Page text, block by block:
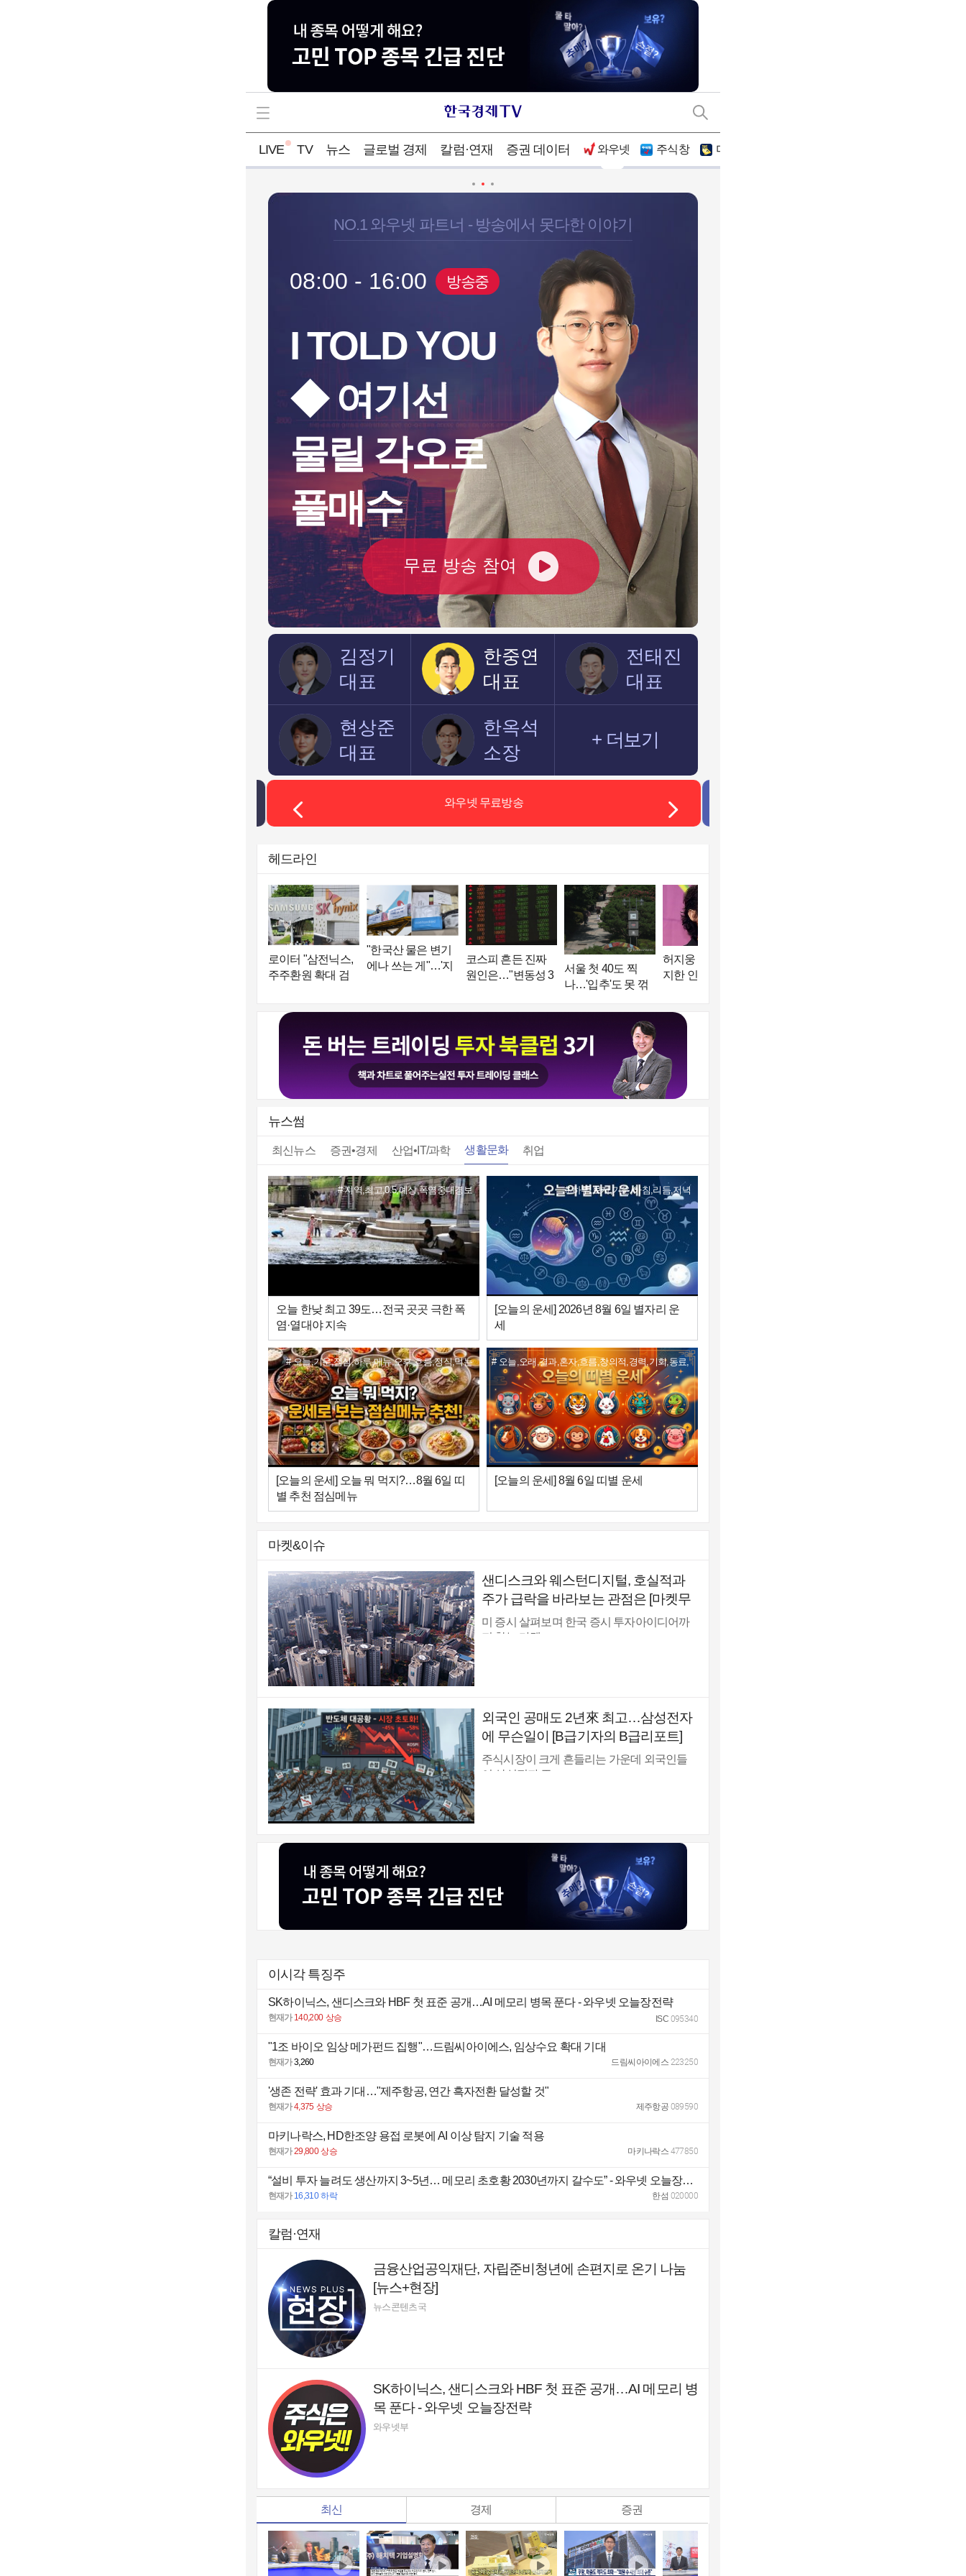
LIVE TV 뉴스 글로벌 경제 칼럼·연재 증권 데이터 와우넷 주식창 미네르바아카데미
해치텍 "피지컬AI용 반도
체 센서로 영역 확장" [IPO
금융산업공익재단, 자립준
비청년에 손편지로 온기
나눔 [뉴스+현장]
1,038.59 3.86%
7,723.55 0.16%
나스닥 26,363.44
다우존스 54,349.12
NO.1 와우넷 파트너 - 방송에서 못다한 이야기
08:00 - 16:00 방송중
I TOLD YOU
◆ 여기선
물릴 각오로
풀매수
무료 방송 참여
김정기
대표
한중연
대표
전태진
대표
현상준
대표
한옥석
소장
+ 더보기
와우넷 무료방송
헤드라인
로이터 "삼전닉스,
주주환원 확대 검
"한국산 물은 변기
에나 쓰는 게"…'지
로벌 pick]
코스피 흔든 진짜
원인은…"변동성 3
서울 첫 40도 찍
나…'입추'도 못 꺾
허지웅 "우리가 지
지한 인간들이 이
뉴스썸
최신뉴스 증권•경제 산업•IT/과학 생활문화 취업
지역,최고,0.5,예상,폭염중대경보
오늘 한낮 최고 39도…전국 곳곳 극한 폭
염·열대야 지속
하루,보자,기운,아침,리듬,저녁
[오늘의 운세] 2026년 8월 6일 별자리 운
세
오늘,기운,점심,하루,메뉴,오후,흐름,정식,먹는
[오늘의 운세] 오늘 뭐 먹지?…8월 6일 띠
별 추천 점심메뉴
오늘,오래,결과,혼자,흐름,창의적,경력,기회,동료,
아이디어
[오늘의 운세] 8월 6일 띠별 운세
마켓&이슈
샌디스크와 웨스턴디지털, 호실적과
주가 급락을 바라보는 관점은 [마켓무
버의 국장힌트]
미 증시 살펴보며 한국 증시 투자아이디어까
지 찾는 마켓 ...
외국인 공매도 2년來 최고…삼성전자
에 무슨일이 [B급기자의 B급리포트]
주식시장이 크게 흔들리는 가운데 외국인들
이 삼성전자 주...
1/3
이시각 특징주
SK하이닉스, 샌디스크와 HBF 첫 표준 공개…AI 메모리 병목 푼다 - 와우넷 오늘장전략
현재가 140,200 상승 ISC 095340
"1조 바이오 임상 메가펀드 집행"…드림씨아이에스, 임상수요 확대 기대
현재가3,260 드림씨아이에스 223250
'생존 전략' 효과 기대…"제주항공, 연간 흑자전환 달성할 것"
현재가4,375 상승 제주항공 089590
마키나락스, HD한조양 용접 로봇에 AI 이상 탐지 기술 적용
현재가29,800 상승 마키나락스 477850
“설비 투자 늘려도 생산까지 3~5년… 메모리 초호황 2030년까지 갈수도” - 와우넷 오늘장전략
현재가 16,310 하락 한섬 020000
칼럼·연재
금융산업공익재단, 자립준비청년에 손편지로 온기 나눔
[뉴스+현장]
뉴스콘텐츠국
SK하이닉스, 샌디스크와 HBF 첫 표준 공개…AI 메모리 병
목 푼다 - 와우넷 오늘장전략
와우넷부
최신 경제 증권